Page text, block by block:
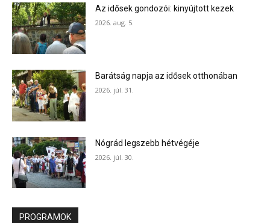
Az idősek gondozói: kinyújtott kezek
2026. aug. 5.
Barátság napja az idősek otthonában
2026. júl. 31.
Nógrád legszebb hétvégéje
2026. júl. 30.
PROGRAMOK